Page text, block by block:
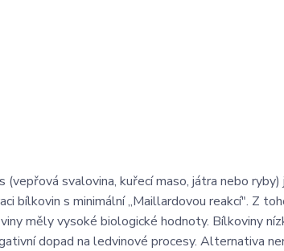
svalovina, kuřecí maso, játra nebo ryby)
bílkovin s minimální „Maillardovou reakcí". Z
měly vysoké biologické hodnoty. Bílkoviny
dopad na ledvinové procesy. Alternativa